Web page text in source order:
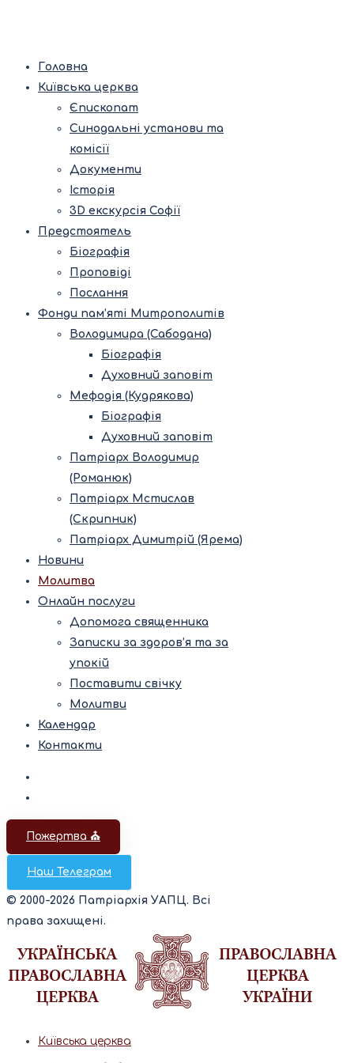
Головна
Київська церква
Єпископат
Синодальні установи та
комісії
Документи
Історія
3D екскурсія Софії
Предстоятель
Біографія
Проповіді
Послання
Фонди пам’яті Митрополитів
Володимира (Сабодана)
Біографія
Духовний заповіт
Мефодія (Кудрякова)
Біографія
Духовний заповіт
Патріарх Володимир
(Романюк)
Патріарх Мстислав
(Скрипник)
Патріарх Димитрій (Ярема)
Новини
Молитва
Онлайн послуги
Допомога священника
Записки за здоров’я та за
упокій
Поставити свічку
Молитви
Календар
Контакти
Пожертва ⛪️
Наш Телеграм
© 2000-2026 Патріархія УАПЦ. Всі
права захищені.
Київська церква